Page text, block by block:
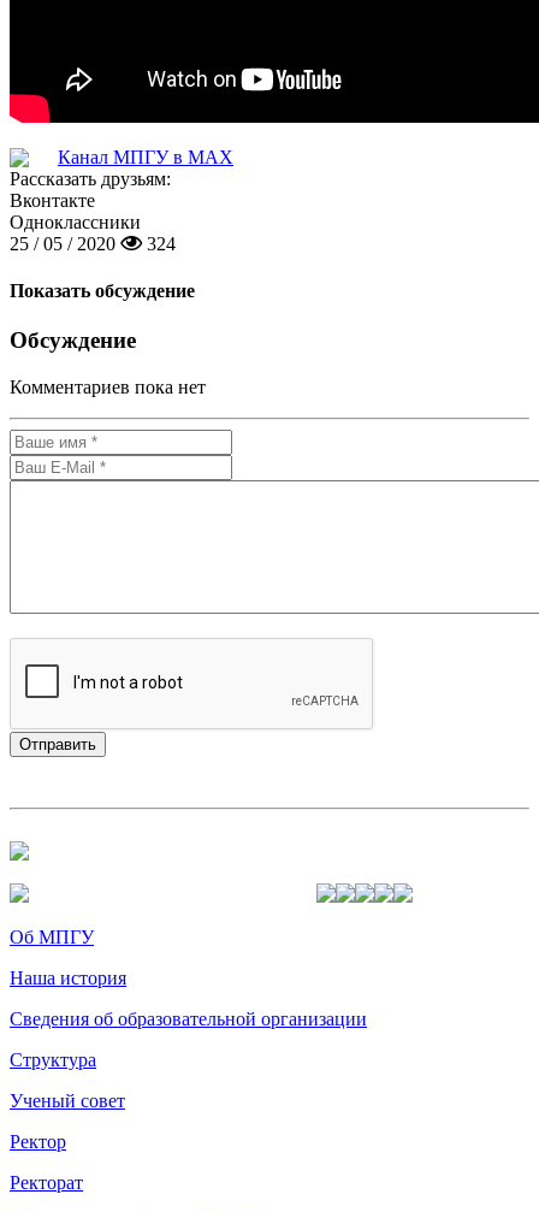
Канал МПГУ в MAX
Рассказать друзьям:
Вконтакте
Одноклассники
25 / 05 / 2020
324
Показать обсуждение
Обсуждение
Комментариев пока нет
Об МПГУ
Наша история
Сведения об образовательной организации
Структура
Ученый совет
Ректор
Ректорат